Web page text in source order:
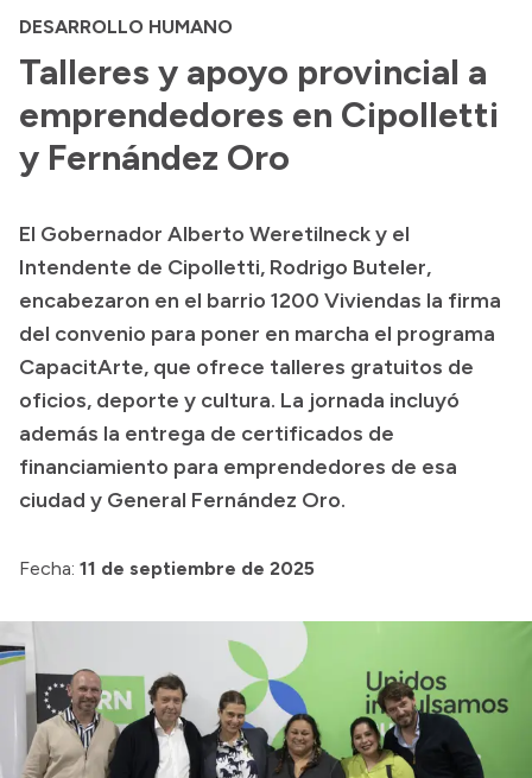
Autoridades
Delegaciones
Normativa
Presupuesto
Boletín Oficial
Compras y licitaciones
Consulta de expedientes
Consulta de pago a proveedores
Convocatorias
DESARROLLO HUMANO
Talleres y apoyo provincial a
emprendedores en Cipolletti
y Fernández Oro
El Gobernador Alberto Weretilneck y el
Intendente de Cipolletti, Rodrigo Buteler,
encabezaron en el barrio 1200 Viviendas la firma
del convenio para poner en marcha el programa
CapacitArte, que ofrece talleres gratuitos de
oficios, deporte y cultura. La jornada incluyó
además la entrega de certificados de
financiamiento para emprendedores de esa
ciudad y General Fernández Oro.
Fecha: 11 de septiembre de 2025